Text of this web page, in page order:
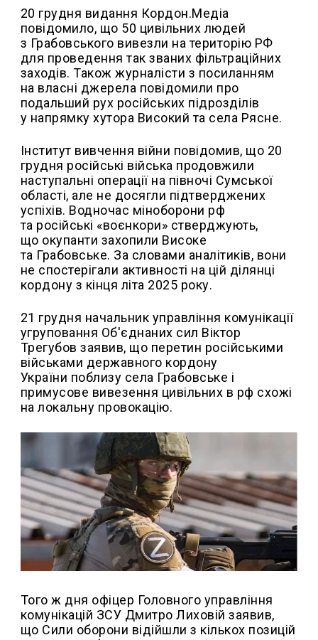
20 грудня видання Кордон.Медіа
повідомило, що 50 цивільних людей
з Грабовського вивезли на територію РФ
для проведення так званих фільтраційних
заходів. Також журналісти з посиланням
на власні джерела повідомили про
подальший рух російських підрозділів
у напрямку хутора Високий та села Рясне.
Інститут вивчення війни повідомив, що 20
грудня російські війська продовжили
наступальні операції на півночі Сумської
області, але не досягли підтверджених
успіхів. Водночас міноборони рф
та російські «воєнкори» стверджують,
що окупанти захопили Високе
та Грабовське. За словами аналітиків, вони
не спостерігали активності на цій ділянці
кордону з кінця літа 2025 року.
21 грудня начальник управління комунікації
угруповання Об'єднаних сил Віктор
Трегубов заявив, що перетин російськими
військами державного кордону
України поблизу села Грабовське і
примусове вивезення цивільних в рф схожі
на локальну провокацію.
Того ж дня офіцер Головного управління
комунікацій ЗСУ Дмитро Лиховій заявив,
що Сили оборони відійшли з кількох позицій